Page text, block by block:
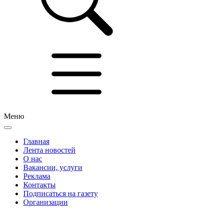
Меню
Главная
Лента новостей
О нас
Вакансии, услуги
Реклама
Контакты
Подписаться на газету
Организации